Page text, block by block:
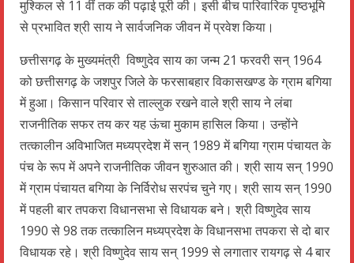
मुश्किल से 11 वीं तक की पढ़ाई पूरी की। इसी बीच पारिवारिक पृष्ठभूमि
से प्रभावित श्री साय ने सार्वजनिक जीवन में प्रवेश किया।
छत्तीसगढ़ के मुख्यमंत्री विष्णुदेव साय का जन्म 21 फरवरी सन् 1964
को छत्तीसगढ़ के जशपुर जिले के फरसाबहार विकासखण्ड के ग्राम बगिया
में हुआ। किसान परिवार से ताल्लुक रखने वाले श्री साय ने लंबा
राजनीतिक सफर तय कर यह ऊंचा मुकाम हासिल किया। उन्होंने
तत्कालीन अविभाजित मध्यप्रदेश में सन् 1989 में बगिया ग्राम पंचायत के
पंच के रूप में अपने राजनीतिक जीवन शुरुआत की। श्री साय सन् 1990
में ग्राम पंचायत बगिया के निर्विरोध सरपंच चुने गए। श्री साय सन् 1990
में पहली बार तपकरा विधानसभा से विधायक बने। श्री विष्णुदेव साय
1990 से 98 तक तत्कालिन मध्यप्रदेश के विधानसभा तपकरा से दो बार
विधायक रहे। श्री विष्णुदेव साय सन् 1999 से लगातार रायगढ़ से 4 बार